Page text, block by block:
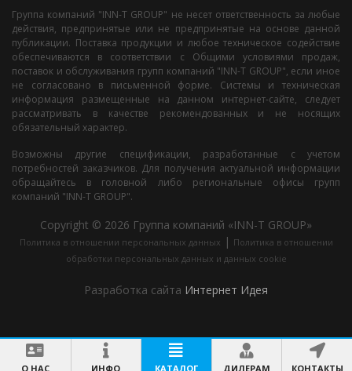
О НАС ИНФО КАТАЛОГ ДИЛЕРАМ КОНТАКТЫ
Группа компаний "INN-T GROUP" не несет ответственность за любые
действия, предпринятые или не предпринятые на основе данной
публикации. Поставка продукции и любое техническое содействие
обеспечиваются в соответствии с Общими условиями продаж,
поставок и обслуживания групп компаний "INN-T GROUP", если иное
не согласовано в письменной форме. Системы и техническая
информация размещенные на данном интернет-сайте, следует
рассматривать в качестве рекомендованных и не носящих
обязательный характер.
Возможны другие спецификации, разработанные с учетом
потребностей заказчиков. Для получения актуальной информации
обращайтесь в головной либо региональные офисы групп
компаний "INN-T GROUP".
Copyright © 2026 Группа компаний «INN-T GROUP»
Политика в отношении персональных данных | Политика в отношении
обработки персональных данных и данных cookie
Разработка сайта Интернет Идея